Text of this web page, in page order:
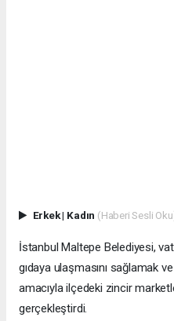
Erkek| Kadın (Haberi Sesli
İstanbul Maltepe Belediyesi,
gıdaya ulaşmasını sağlamak
amacıyla ilçedeki zincir
gerçekleştirdi.